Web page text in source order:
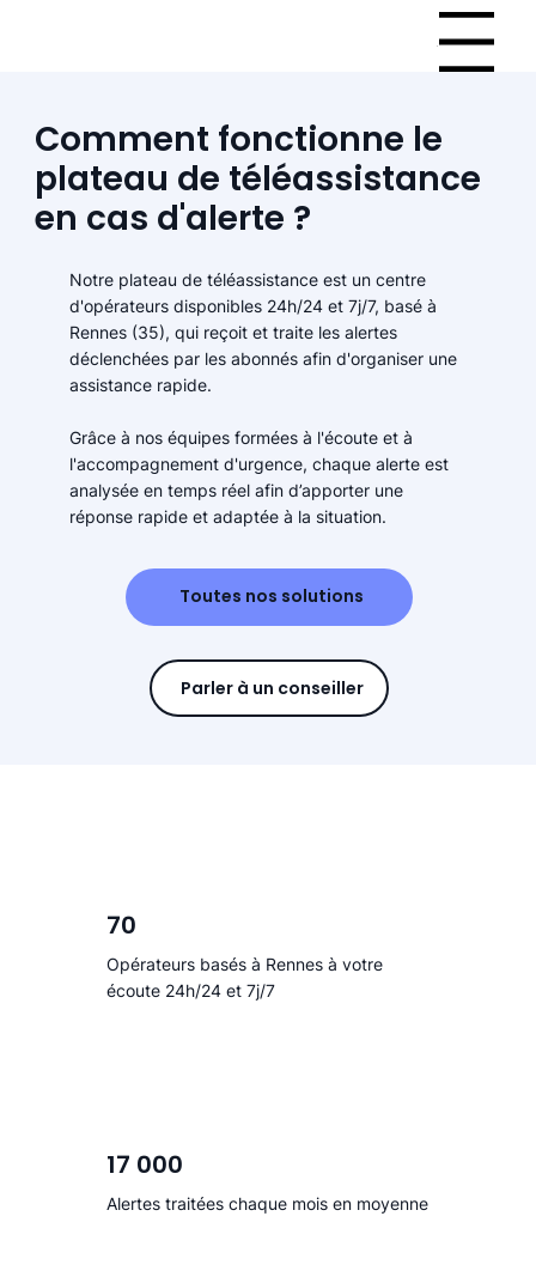
Menu
Comment fonctionne le
plateau de téléassistance
en cas d'alerte ?
Notre plateau de téléassistance est un centre
d'opérateurs disponibles 24h/24 et 7j/7, basé à
Rennes (35), qui reçoit et traite les alertes
déclenchées par les abonnés afin d'organiser une
assistance rapide.
Grâce à nos équipes formées à l'écoute et à
l'accompagnement d'urgence, chaque alerte est
analysée en temps réel afin d’apporter une
réponse rapide et adaptée à la situation.
Toutes nos solutions
Parler à un conseiller
70
Opérateurs basés à Rennes à votre
écoute 24h/24 et 7j/7
17 000
Alertes traitées chaque mois en moyenne